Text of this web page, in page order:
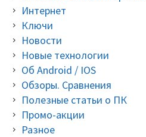
Интернет
Ключи
Новости
Новые технологии
Об Android / IOS
Обзоры. Сравнения
Полезные статьи о ПК
Промо-акции
Разное